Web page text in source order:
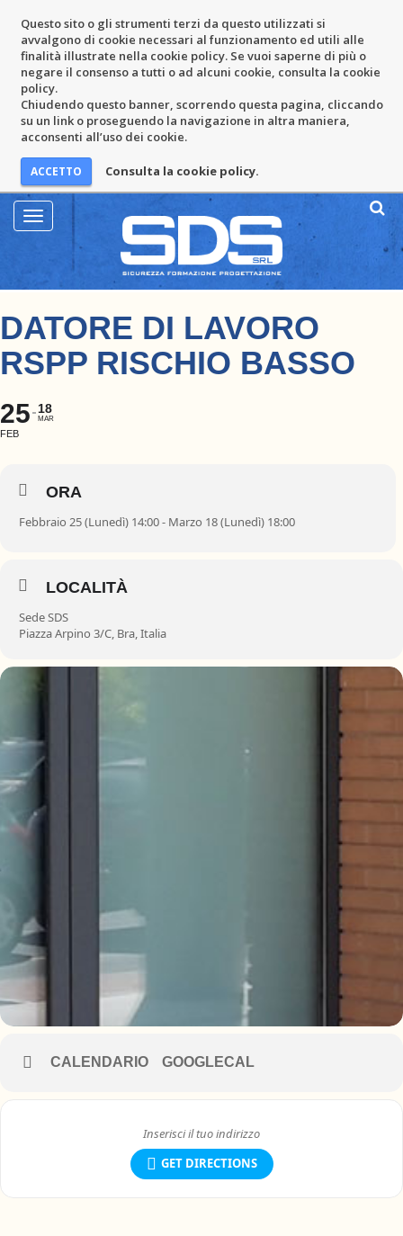
Questo sito o gli strumenti terzi da questo utilizzati si
avvalgono di cookie necessari al funzionamento ed utili alle
finalità illustrate nella cookie policy. Se vuoi saperne di più o
negare il consenso a tutti o ad alcuni cookie, consulta la cookie
policy.
Chiudendo questo banner, scorrendo questa pagina, cliccando
su un link o proseguendo la navigazione in altra maniera,
acconsenti all’uso dei cookie.
Consulta la cookie policy.
Mostra
Menu
DATORE DI LAVORO
RSPP RISCHIO BASSO
25
FEB
18
MAR
ORA
Febbraio 25 (Lunedì) 14:00 - Marzo 18 (Lunedì) 18:00
LOCALITÀ
Sede SDS
Piazza Arpino 3/C, Bra, Italia
CALENDARIO GOOGLECAL
GET DIRECTIONS